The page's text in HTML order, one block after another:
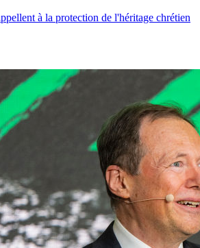
à la protection de l'héritage chrétien